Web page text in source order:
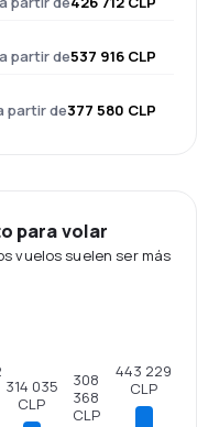
a partir de537 916 CLP
partir de377 580 CLP
para volar
vuelos suelen ser más
314 035
CLP
308
368
CLP
443 229
CLP